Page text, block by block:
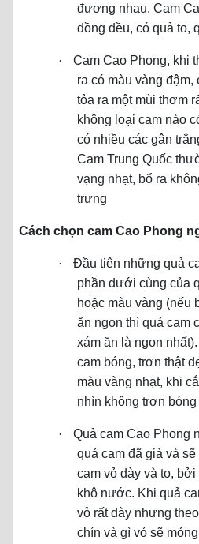
đương nhau. Cam
đồng đều, có quả to,
·
Cam Cao Phong, khi
ra có màu vàng đậm,
tỏa ra một mùi thơm
không loại cam nào
có nhiều các gân
Cam Trung Quốc
vạng nhạt, bổ ra
trưng
Cách chọn cam Cao Phong
·
Đầu tiên những quả
phần dưới cùng của
hoặc màu vàng (nếu
ăn ngon thì quả cam
xám ăn là ngon
cam bóng, trơn thật
màu vàng nhạt, khi
nhìn không trơn
·
Quả cam Cao Phong
quả cam đã già và
cam vỏ dày và to,
khô nước. Khi quả
vỏ rất dày nhưng
chín và gì vỏ sẽ